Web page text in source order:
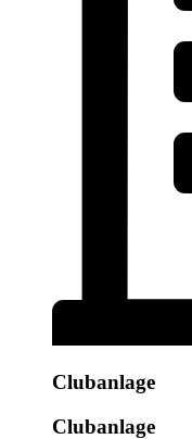
Clubanlage
Clubanlage